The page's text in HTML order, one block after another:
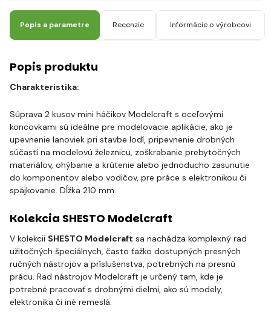
Popis a parametre Recenzie Informácie o výrobcovi
Popis produktu
Charakteristika:
Súprava 2 kusov mini háčikov Modelcraft s oceľovými
koncovkami sú ideálne pre modelovacie aplikácie, ako je
upevnenie lanoviek pri stavbe lodí, pripevnenie drobných
súčastí na modelovú železnicu, zoškrabanie prebytočných
materiálov, ohýbanie a krútenie alebo jednoducho zasunutie
do komponentov alebo vodičov, pre práce s elektronikou či
spájkovanie. Dĺžka 210 mm.
Kolekcia SHESTO Modelcraft
V kolekcii SHESTO Modelcraft sa nachádza komplexný rad
užitočných špeciálnych, často ťažko dostupných presných
ručných nástrojov a príslušenstva, potrebných na presnú
prácu. Rad nástrojov Modelcraft je určený tam, kde je
potrebné pracovať s drobnými dielmi, ako sú modely,
elektronika či iné remeslá.